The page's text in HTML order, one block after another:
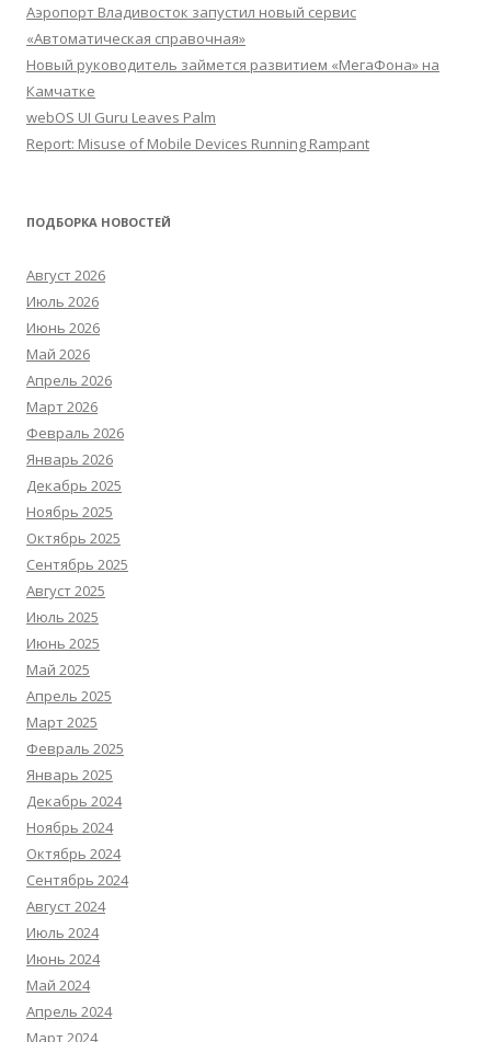
Аэропорт Владивосток запустил новый сервис
«Автоматическая справочная»
Новый руководитель займется развитием «МегаФона» на
Камчатке
webOS UI Guru Leaves Palm
Report: Misuse of Mobile Devices Running Rampant
ПОДБОРКА НОВОСТЕЙ
Август 2026
Июль 2026
Июнь 2026
Май 2026
Апрель 2026
Март 2026
Февраль 2026
Январь 2026
Декабрь 2025
Ноябрь 2025
Октябрь 2025
Сентябрь 2025
Август 2025
Июль 2025
Июнь 2025
Май 2025
Апрель 2025
Март 2025
Февраль 2025
Январь 2025
Декабрь 2024
Ноябрь 2024
Октябрь 2024
Сентябрь 2024
Август 2024
Июль 2024
Июнь 2024
Май 2024
Апрель 2024
Март 2024